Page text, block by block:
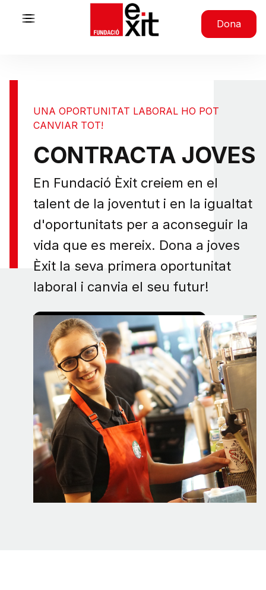
Dona
UNA OPORTUNITAT LABORAL HO POT
CANVIAR TOT!
CONTRACTA JOVES
En Fundació Èxit creiem en el
talent de la joventut i en la igualtat
d'oportunitats per a aconseguir la
vida que es mereix. Dona a joves
Èxit la seva primera oportunitat
laboral i canvia el seu futur!
Vull donar una oportunitat laboral